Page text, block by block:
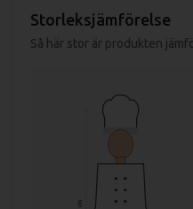
Storleksjämförelse
Så här stor är produkten